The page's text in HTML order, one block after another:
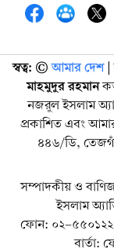
স্বত্ব: ©️ আমার দেশ|
মাহমুদুর রহমান
নজরুল ইসলাম
প্রকাশিত এবং
৪৪৬/ডি,
সম্পাদকীয় ও
ইসলাম
ফোন: ০২-